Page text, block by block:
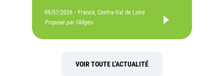
09/07/2026 - France, Centre-Val de Loire
Proposé par l'Afigéo
VOIR TOUTE L’ACTUALITÉ